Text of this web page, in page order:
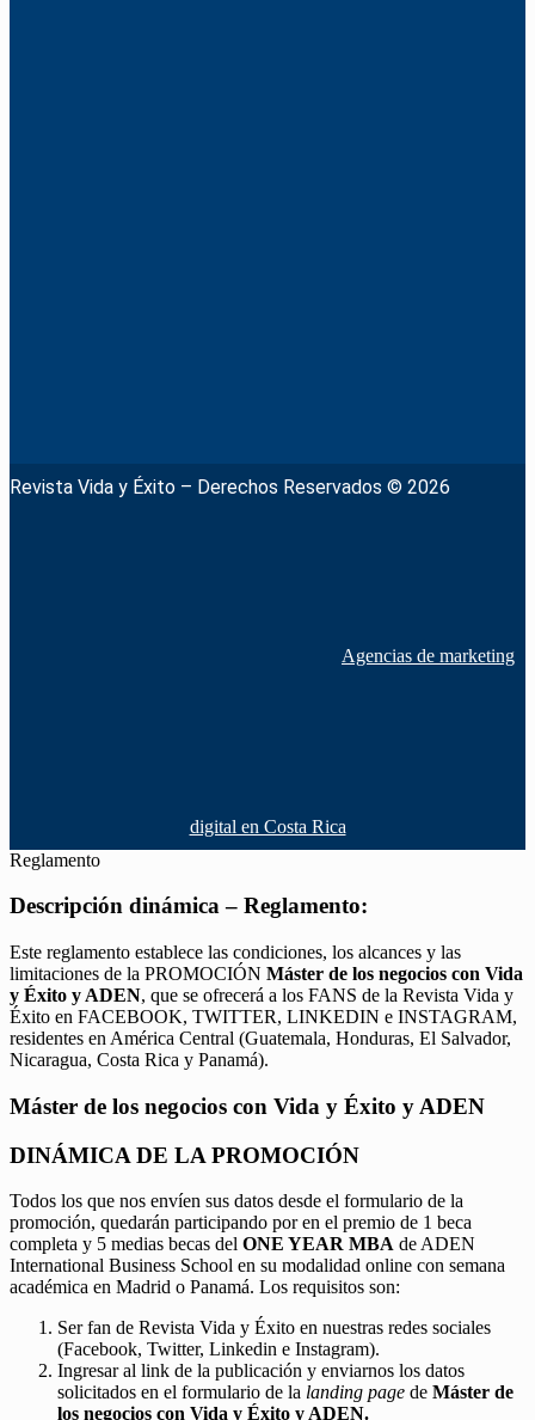
Revista Vida y Éxito – Derechos Reservados © 2026
Agencias de marketing
digital en Costa Rica
Reglamento
Descripción dinámica – Reglamento:
Este reglamento establece las condiciones, los alcances y las
limitaciones de la PROMOCIÓN Máster de los negocios con Vida
y Éxito y ADEN, que se ofrecerá a los FANS de la Revista Vida y
Éxito en FACEBOOK, TWITTER, LINKEDIN e INSTAGRAM,
residentes en América Central (Guatemala, Honduras, El Salvador,
Nicaragua, Costa Rica y Panamá).
Máster de los negocios con Vida y Éxito y ADEN
DINÁMICA DE LA PROMOCIÓN
Todos los que nos envíen sus datos desde el formulario de la
promoción, quedarán participando por en el premio de 1 beca
completa y 5 medias becas del ONE YEAR MBA de ADEN
International Business School en su modalidad online con semana
académica en Madrid o Panamá. Los requisitos son:
Ser fan de Revista Vida y Éxito en nuestras redes sociales
(Facebook, Twitter, Linkedin e Instagram).
Ingresar al link de la publicación y enviarnos los datos
solicitados en el formulario de la landing page de Máster de
los negocios con Vida y Éxito y ADEN.